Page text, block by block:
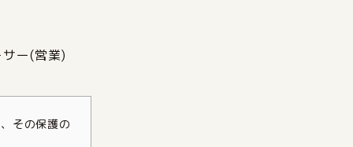
ー(営業)
その保護の